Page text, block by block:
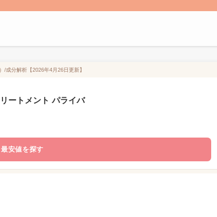
成分解析【2026年4月26日更新】
ートメント パライバ
最安値を探す